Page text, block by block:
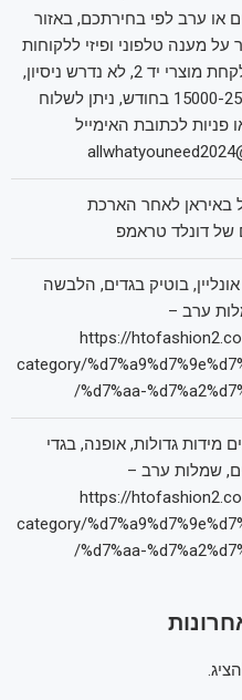
או ערב לפי בחירתכם, באזור
מענה טלפוני ופיזי ללקוחות
המעוניינים לקחת מוצרי יד 2, לא נדרש ניסיון,
שכר בין 15000-25000 בחודש, ניתן לשלוח
פניות לכתובת האימייל
באיראן לאחר הארכת
של דונלד טראמפ
בוטיק בגדים, הלבשה
ערב –
https://
category/
%d7%aa-
מידות גדולות, אופנה, בגדי
שמלות ערב –
https://
category/
%d7%aa-